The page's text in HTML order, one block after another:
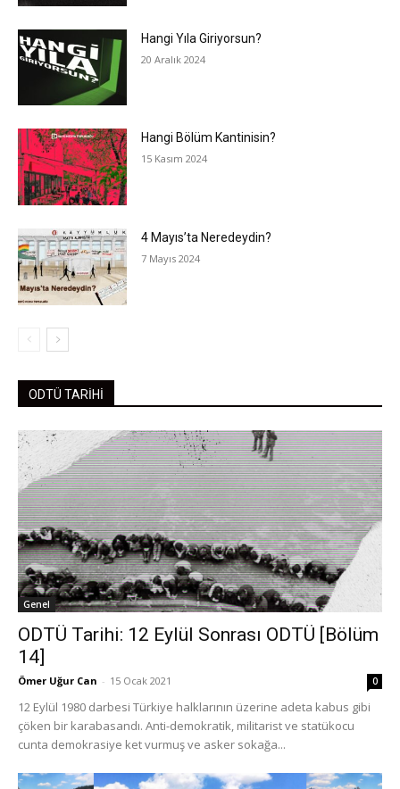
Hangi Yıla Giriyorsun?
20 Aralık 2024
Hangi Bölüm Kantinisin?
15 Kasım 2024
4 Mayıs’ta Neredeydin?
7 Mayıs 2024
ODTÜ TARİHİ
Genel
ODTÜ Tarihi: 12 Eylül Sonrası ODTÜ [Bölüm
14]
Ömer Uğur Can - 15 Ocak 2021 0
12 Eylül 1980 darbesi Türkiye halklarının üzerine adeta kabus gibi
çöken bir karabasandı. Anti-demokratik, militarist ve statükocu
cunta demokrasiye ket vurmuş ve asker sokağa...